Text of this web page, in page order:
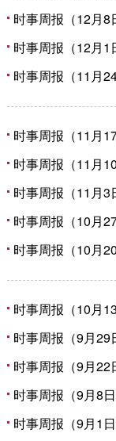
时事周报（12月8
时事周报（12月1
时事周报（11月
时事周报（11月
时事周报（11月
时事周报（11月3
时事周报（10月
时事周报（10月
时事周报（10月
时事周报（9月29
时事周报（9月22
时事周报（9月8
时事周报（9月1日